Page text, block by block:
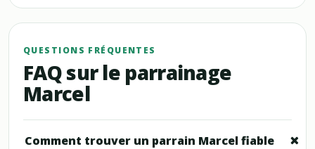
QUESTIONS FRÉQUENTES
FAQ sur le parrainage
Marcel
Comment trouver un parrain Marcel fiable